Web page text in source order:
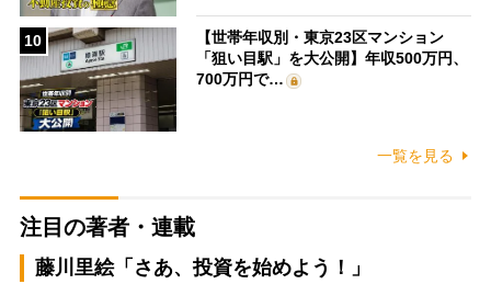
10
【世帯年収別・東京23区マンション
「狙い目駅」を大公開】年収500万円、
700万円で…
一覧を見る
注目の著者・連載
藤川里絵「さあ、投資を始めよう！」